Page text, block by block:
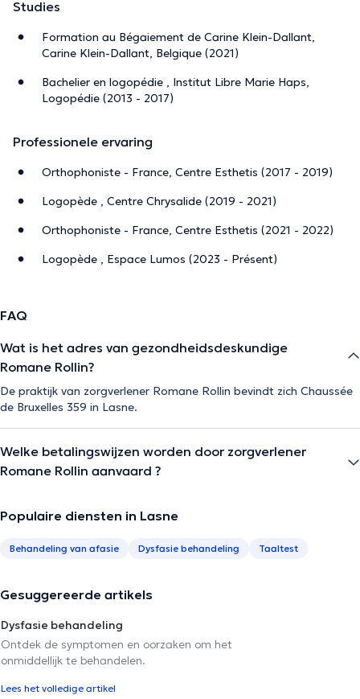
Studies
Formation au Bégaiement de Carine Klein-Dallant,
Carine Klein-Dallant, Belgique (2021)
Bachelier en logopédie , Institut Libre Marie Haps,
Logopédie (2013 - 2017)
Professionele ervaring
Orthophoniste - France, Centre Esthetis (2017 - 2019)
Logopède , Centre Chrysalide (2019 - 2021)
Orthophoniste - France, Centre Esthetis (2021 - 2022)
Logopède , Espace Lumos (2023 - Présent)
FAQ
Wat is het adres van gezondheidsdeskundige
Romane Rollin?
De praktijk van zorgverlener Romane Rollin bevindt zich Chaussée
de Bruxelles 359 in Lasne.
Welke betalingswijzen worden door zorgverlener
Romane Rollin aanvaard ?
Populaire diensten in Lasne
Behandeling van afasie Dysfasie behandeling Taaltest
Gesuggereerde artikels
Dysfasie behandeling
Ontdek de symptomen en oorzaken om het
onmiddellijk te behandelen.
Lees het volledige artikel